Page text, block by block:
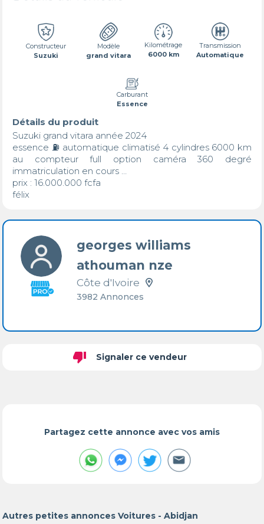
Constructeur
Suzuki
Modèle
grand vitara
Kilométrage
6000 km
Transmission
Automatique
Carburant
Essence
Détails du produit
Suzuki grand vitara année 2024
essence ⛽️ automatique climatisé 4 cylindres 6000 km
au compteur full option caméra 360 degré
immatriculation en cours …
prix : 16.000.000 fcfa
félix
georges williams
athouman nze
Côte d'Ivoire
3982 Annonces
thumb_down Signaler ce vendeur
Partagez cette annonce avec vos amis
Autres petites annonces Voitures - Abidjan